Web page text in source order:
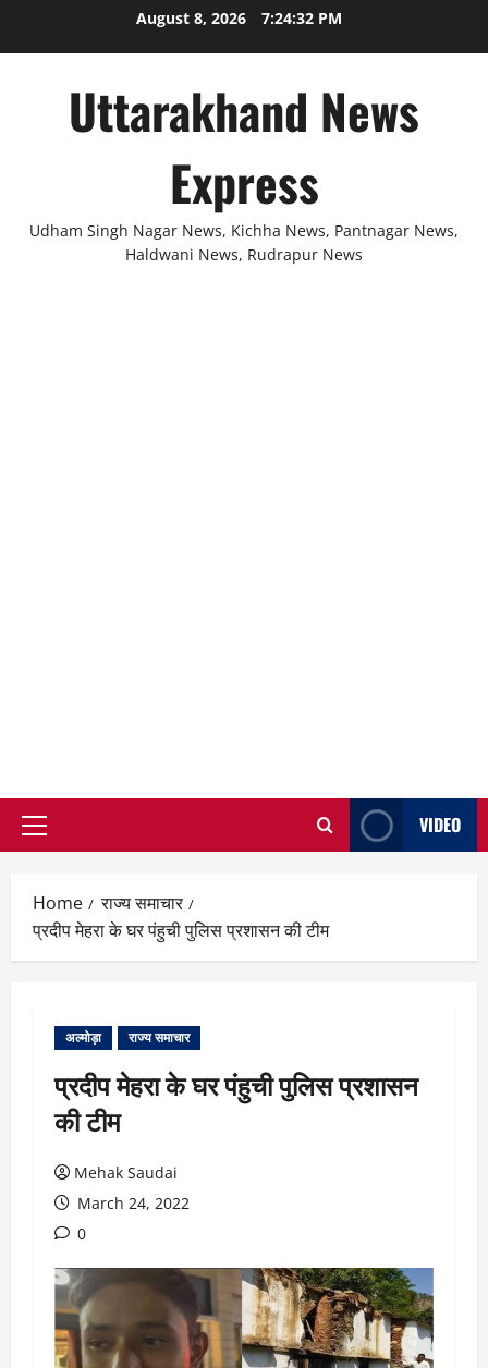
August 8, 2026 7:24:33 PM
Uttarakhand News
Express
Udham Singh Nagar News, Kichha News, Pantnagar News,
Haldwani News, Rudrapur News
Primary
VIDEO
Home
राज्य समाचार
प्रदीप मेहरा के घर पंहुची पुलिस प्रशासन की टीम
अल्मोड़ा राज्य समाचार
प्रदीप मेहरा के घर पंहुची पुलिस प्रशासन
की टीम
Mehak Saudai
March 24, 2022
0